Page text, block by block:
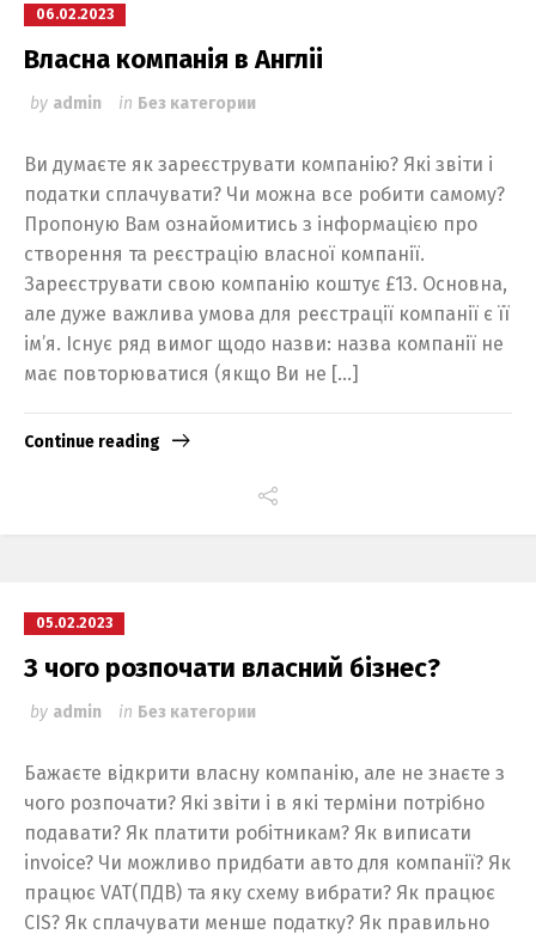
06.02.2023
Власна компанія в Англіі
by admin in Без категории
Ви думаєте як зареєструвати компанію? Які звіти і
податки сплачувати? Чи можна все робити самому?
Пропоную Вам ознайомитись з інформацією про
створення та реєстрацію власної компанії.
Зареєструвати свою компанію коштує £13. Основна,
але дуже важлива умова для реєстрації компанії є її
ім’я. Існує ряд вимог щодо назви: назва компанії не
має повторюватися (якщо Ви не […]
Continue reading
05.02.2023
З чого розпочати власний бізнес?
by admin in Без категории
Бажаєте відкрити власну компанію, але не знаєте з
чого розпочати? Які звіти і в які терміни потрібно
подавати? Як платити робітникам? Як виписати
invoice? Чи можливо придбати авто для компанії? Як
працює VAT(ПДВ) та яку схему вибрати? Як працює
CIS? Як сплачувати менше податку? Як правильно